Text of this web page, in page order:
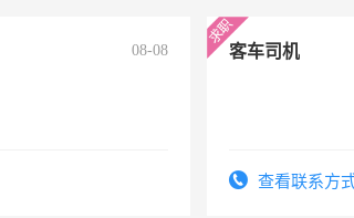
08-08 客车司机
查看联系方